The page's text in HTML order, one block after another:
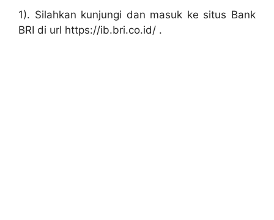
1). Silahkan kunjungi dan masuk ke situs Bank
BRI di url https://ib.bri.co.id/ .